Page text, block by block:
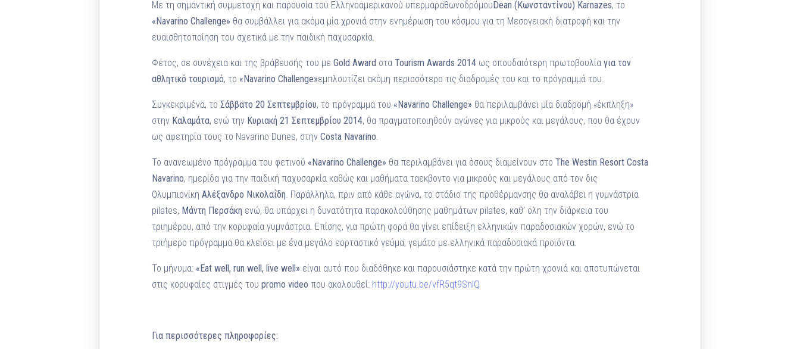
Με τη σημαντική συμμετοχή και παρουσία του Ελληνοαμερικανού υπερμαραθωνοδρόμουDean (Κωνσταντίνου) Karnazes, το
«Navarino Challenge» θα συμβάλλει για ακόμα μία χρονιά στην ενημέρωση του κόσμου για τη Μεσογειακή διατροφή και την
ευαισθητοποίηση του σχετικά με την παιδική παχυσαρκία.
Φέτος, σε συνέχεια και της βράβευσής του με Gold Award στα Tourism Awards 2014 ως σπουδαιότερη πρωτοβουλίαγια τον
αθλητικό τουρισμό, το «Navarino Challenge»εμπλουτίζει ακόμη περισσότερο τις διαδρομές του και το πρόγραμμά του.
Συγκεκριμένα, το Σάββατο 20 Σεπτεμβρίου, το πρόγραμμα του «Navarino Challenge» θα περιλαμβάνει μία διαδρομή «έκπληξη»
στην Καλαμάτα, ενώ την Κυριακή 21 Σεπτεμβρίου 2014, θα πραγματοποιηθούν αγώνες για μικρούς και μεγάλους, που θα έχουν
ως αφετηρία τους τo Navarino Dunes, στην Costa Navarino.
Το ανανεωμένο πρόγραμμα του φετινού «Navarino Challenge» θα περιλαμβάνει για όσους διαμείνουν στο The Westin Resort Costa
Navarino, ημερίδα για την παιδική παχυσαρκία καθώς και μαθήματα ταεκβοντο για μικρούς και μεγάλους από τον δις
Ολυμπιονίκη Αλέξανδρο Νικολαΐδη. Παράλληλα, πριν από κάθε αγώνα, το στάδιο της προθέρμανσης θα αναλάβει η γυμνάστρια
pilates, Μάντη Περσάκη ενώ, θα υπάρχει η δυνατότητα παρακολούθησης μαθημάτων pilates, καθ’ όλη την διάρκεια του
τριημέρου, από την κορυφαία γυμνάστρια. Επίσης, για πρώτη φορά θα γίνει επίδειξη ελληνικών παραδοσιακών χορών, ενώ το
τριήμερο πρόγραμμα θα κλείσει με ένα μεγάλο εορταστικό γεύμα, γεμάτο με ελληνικά παραδοσιακά προϊόντα.
Το μήνυμα:«Eat well, run well, live well» είναι αυτό που διαδόθηκε και παρουσιάστηκε κατά την πρώτη χρονιά και αποτυπώνεται
στις κορυφαίες στιγμές του promo video που ακολουθεί: http://youtu.be/vfR5qt9SnIQ
Για περισσότερες πληροφορίες: